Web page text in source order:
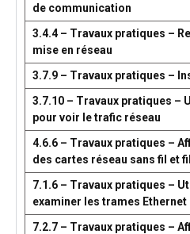
de communication
3.4.4 – Travaux pratiques –
mise en réseau
3.7.9 – Travaux pratiques –
3.7.10 – Travaux pratiques –
pour voir le trafic réseau
4.6.6 – Travaux pratiques –
des cartes réseau sans fil et
7.1.6 – Travaux pratiques –
examiner les trames Ethernet
7.2.7 – Travaux pratiques –